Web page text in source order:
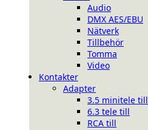
Audio
DMX AES/EBU
Nätverk
Tillbehör
Tomma
Video
Kontakter
Adapter
3.5 minitele till
6.3 tele till
RCA till